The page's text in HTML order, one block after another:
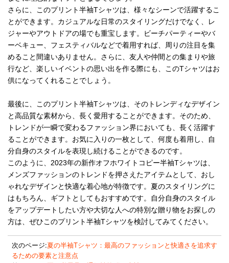
さらに、このプリント半袖Tシャツは、様々なシーンで活躍するこ
とができます。カジュアルな日常のスタイリングだけでなく、レ
ジャーやアウトドアの場でも重宝します。ビーチパーティーやバ
ーベキュー、フェスティバルなどで着用すれば、周りの注目を集
めること間違いありません。さらに、友人や仲間との集まりや旅
行など、楽しいイベントの思い出を作る際にも、このTシャツはお
供になってくれることでしょう。
最後に、このプリント半袖Tシャツは、そのトレンディなデザイン
と高品質な素材から、長く愛用することができます。そのため、
トレンドが一瞬で変わるファッション界においても、長く活躍す
ることができます。お気に入りの一枚として、何度も着用し、自
分自身のスタイルを表現し続けることができるのです。
このように、2023年の新作オフホワイトコピー半袖Tシャツは、
メンズファッションのトレンドを押さえたアイテムとして、おし
ゃれなデザインと快適な着心地が特徴です。夏のスタイリングに
はもちろん、ギフトとしてもおすすめです。自分自身のスタイル
をアップデートしたい方や大切な人への特別な贈り物をお探しの
方は、ぜひこのプリント半袖Tシャツを検討してみてください。
次のページ:夏の半袖Tシャツ：最高のファッションと快適さを追求す
るための要素と注意点